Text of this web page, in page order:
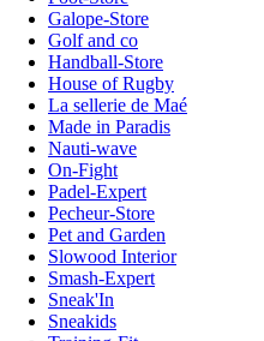
Galope-Store
Golf and co
Handball-Store
House of Rugby
La sellerie de Maé
Made in Paradis
Nauti-wave
On-Fight
Padel-Expert
Pecheur-Store
Pet and Garden
Slowood Interior
Smash-Expert
Sneak'In
Sneakids